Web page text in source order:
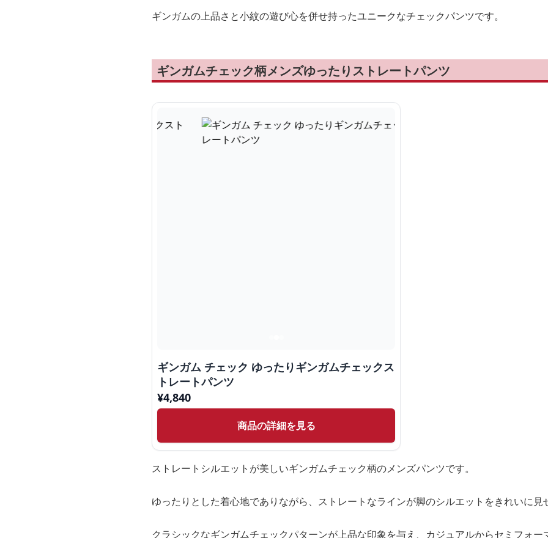
ギンガムの上品さと小紋の遊び心を併せ持ったユニークなチェックパンツです。
ギンガムチェック柄メンズゆったりストレートパンツ
ギンガム チェック ゆったりギンガムチェックス
トレートパンツ
¥4,840
商品の詳細を見る
ストレートシルエットが美しいギンガムチェック柄のメンズパンツです。
ゆったりとした着心地でありながら、ストレートなラインが脚のシルエットをきれいに見
クラシックなギンガムチェックパターンが上品な印象を与え、カジュアルからセミフォー